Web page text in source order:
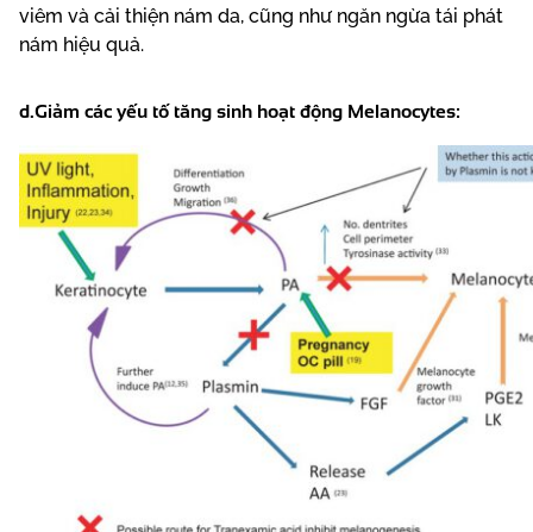
viêm và cải thiện nám da, cũng như ngăn ngừa tái phát
nám hiệu quả.
d.Giảm các yếu tố tăng sinh hoạt động Melanocytes: